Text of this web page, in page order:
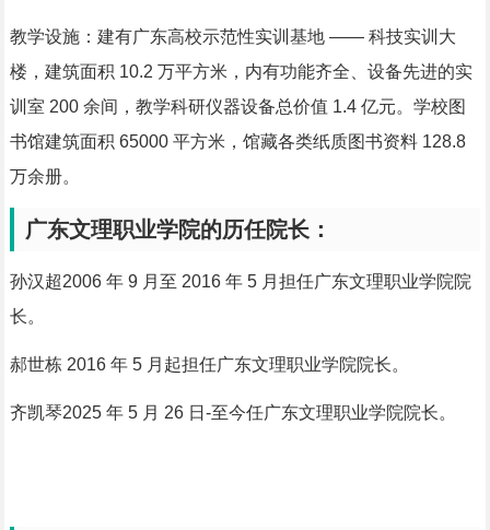
教学设施：建有广东高校示范性实训基地 —— 科技实训大
楼，建筑面积 10.2 万平方米，内有功能齐全、设备先进的实
训室 200 余间，教学科研仪器设备总价值 1.4 亿元。学校图
书馆建筑面积 65000 平方米，馆藏各类纸质图书资料 128.8
万余册。
广东文理职业学院的历任院长：
孙汉超2006 年 9 月至 2016 年 5 月 担任广东文理职业学院院
长。
郝世栋 2016 年 5 月起担任广东文理职业学院院长。
齐凯琴2025 年 5 月 26 日-至今任广东文理职业学院院长。